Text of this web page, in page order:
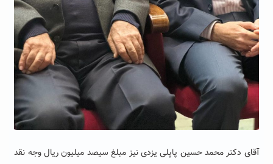
آقای دکتر محمد حسین پاپلی یزدی نیز مبلغ سیصد میلیون ریال وجه نقد